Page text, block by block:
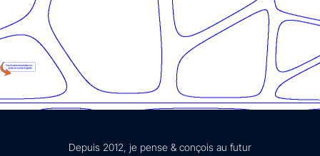
Depuis 2012, je pense & conçois au futur